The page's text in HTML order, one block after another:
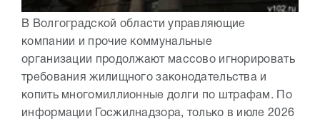
В Волгоградской области управляющие
компании и прочие коммунальные
организации продолжают массово игнорировать
требования жилищного законодательства и
копить многомиллионные долги по штрафам. По
информации Госжилнадзора, только в июле 2026